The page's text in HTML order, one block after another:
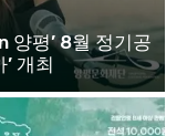
양평’ 8월 정기공
개최